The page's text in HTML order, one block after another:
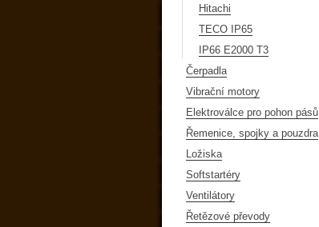
Hitachi
TECO IP65
IP66 E2000 T3
Čerpadla
Vibrační motory
Elektroválce pro pohon pásů
Řemenice, spojky a pouzdra
Ložiska
Softstartéry
Ventilátory
Řetězové převody